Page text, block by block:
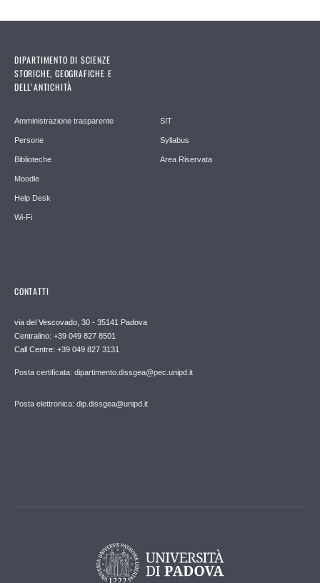
DIPARTIMENTO DI SCIENZE
STORICHE, GEOGRAFICHE E
DELL’ANTICHITÀ
Amministrazione trasparente
Persone
Biblioteche
Moodle
Help Desk
Wi-Fi
SIT
Syllabus
Area Riservata
CONTATTI
via del Vescovado, 30 - 35141 Padova
Centralino: +39 049 827 8501
Call Centre: +39 049 827 3131
Posta certificata: dipartimento.dissgea@pec.unipd.it
Posta elettronica: dip.dissgea@unipd.it